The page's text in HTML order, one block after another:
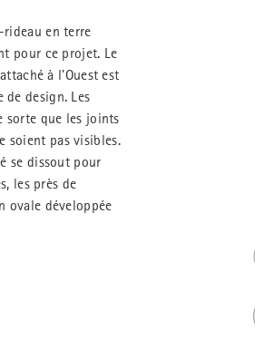
en terre
pour ce projet. Le
à l'Ouest est
design. Les
sorte que les joints
soient pas visibles.
se dissout pour
les près de
ovale développée